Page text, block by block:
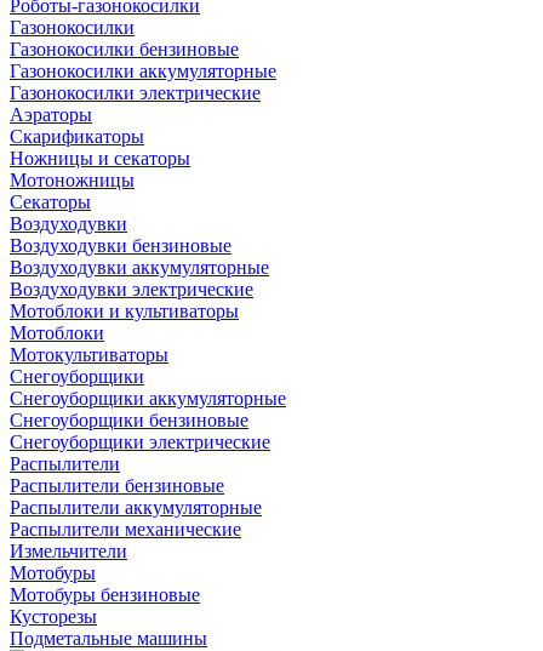
Роботы-газонокосилки
Газонокосилки
Газонокосилки бензиновые
Газонокосилки аккумуляторные
Газонокосилки электрические
Аэраторы
Скарификаторы
Ножницы и секаторы
Мотоножницы
Секаторы
Воздуходувки
Воздуходувки бензиновые
Воздуходувки аккумуляторные
Воздуходувки электрические
Мотоблоки и культиваторы
Мотоблоки
Мотокультиваторы
Снегоуборщики
Снегоуборщики аккумуляторные
Снегоуборщики бензиновые
Снегоуборщики электрические
Распылители
Распылители бензиновые
Распылители аккумуляторные
Распылители механические
Измельчители
Мотобуры
Мотобуры бензиновые
Кусторезы
Подметальные машины